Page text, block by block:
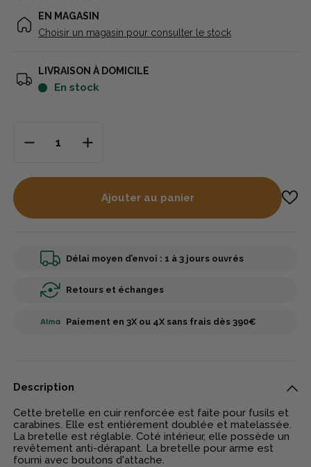
EN MAGASIN
Choisir un magasin pour consulter le stock
LIVRAISON À DOMICILE
en stock
Ajouter au panier
Délai moyen d’envoi : 1 à 3 jours ouvrés
Retours et échanges
Paiement en 3X ou 4X sans frais dès 390€
Description
Cette bretelle en cuir renforcée est faite pour fusils et
carabines. Elle est entiérement doublée et matelassée.
La bretelle est réglable. Coté intérieur, elle possède un
revêtement anti-dérapant. La bretelle pour arme est
fourni avec boutons d'attache.